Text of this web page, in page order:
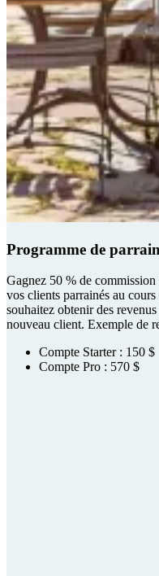
Programme de
Gagnez 50 % de
vos clients parrainés au
souhaitez obtenir des
nouveau client. Exemple de
Compte Starter : 150 $
Compte Pro : 570 $